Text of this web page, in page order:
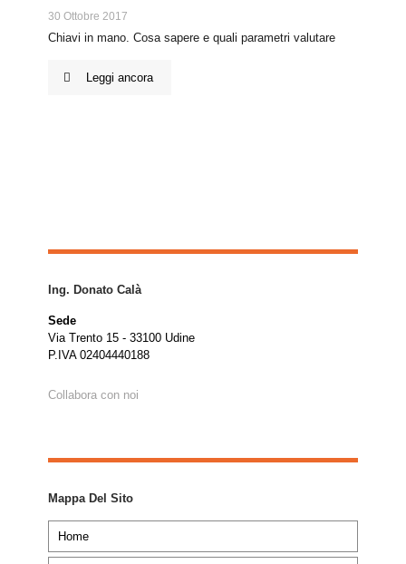
30 Ottobre 2017
Chiavi in mano. Cosa sapere e quali parametri valutare
Leggi ancora
Ing. Donato Calà
Sede
Via Trento 15 - 33100 Udine
P.IVA 02404440188
Collabora con noi
Mappa Del Sito
Home